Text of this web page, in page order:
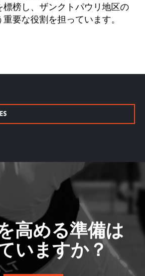
標榜し、ザンクトパウリ地区の
要な役割を担っています。
高める準備は
いますか？